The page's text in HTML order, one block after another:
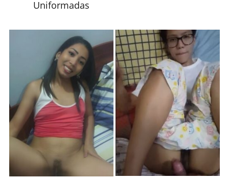
Uniformadas